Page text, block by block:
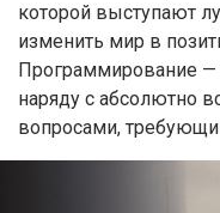
которой выступают
изменить мир в
Программирование —
наряду с абсолютно
вопросами,